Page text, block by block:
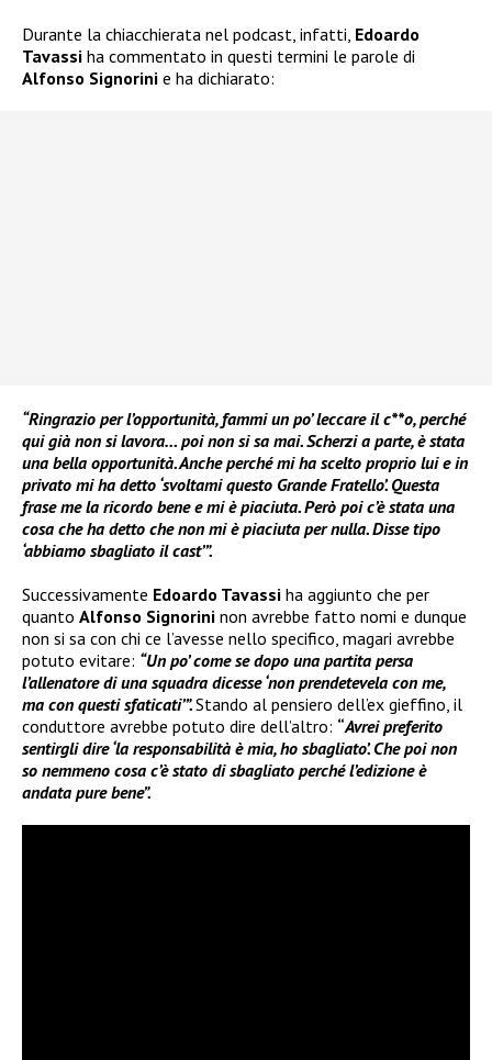
Durante la chiacchierata nel podcast, infatti, Edoardo
Tavassi ha commentato in questi termini le parole di
Alfonso Signorini e ha dichiarato:
“Ringrazio per l’opportunità, fammi un po’ leccare il c**o, perché
qui già non si lavora… poi non si sa mai. Scherzi a parte, è stata
una bella opportunità. Anche perché mi ha scelto proprio lui e in
privato mi ha detto ‘svoltami questo Grande Fratello’. Questa
frase me la ricordo bene e mi è piaciuta. Però poi c’è stata una
cosa che ha detto che non mi è piaciuta per nulla. Disse tipo
‘abbiamo sbagliato il cast’”.
Successivamente Edoardo Tavassi ha aggiunto che per
quanto Alfonso Signorini non avrebbe fatto nomi e dunque
non si sa con chi ce l’avesse nello specifico, magari avrebbe
potuto evitare: “Un po’ come se dopo una partita persa
l’allenatore di una squadra dicesse ‘non prendetevela con me,
ma con questi sfaticati’”.Stando al pensiero dell’ex gieffino, il
conduttore avrebbe potuto dire dell’altro: “Avrei preferito
sentirgli dire ‘la responsabilità è mia, ho sbagliato’. Che poi non
so nemmeno cosa c’è stato di sbagliato perché l’edizione è
andata pure bene”.